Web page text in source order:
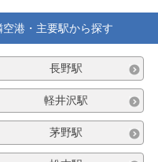
空港・主要駅から探す
長野駅
軽井沢駅
茅野駅